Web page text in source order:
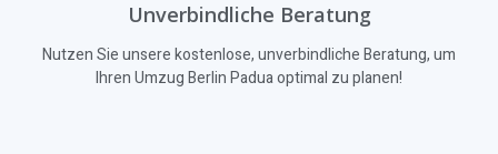
Unverbindliche Beratung
Nutzen Sie unsere kostenlose, unverbindliche Beratung, um
Ihren Umzug Berlin Padua optimal zu planen!